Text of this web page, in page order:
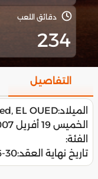
دقائق اللعب
234
التفاصيل
الميلاد:EL OUED
الخميس 19 أفريل 2007
الفئة:
تاريخ نهاية العقد:30